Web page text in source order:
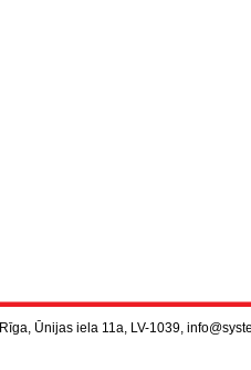
Rīga, Ūnijas iela 11a, LV-1039,